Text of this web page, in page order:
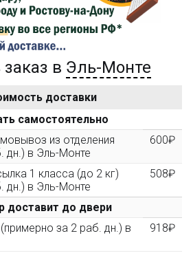
заказ
10%
постоянную скидку на все
10%
до 10%
сборки купленного
дополнительную скидку
набора (не дороже 10
в Эль-Монте
доставки
самостоятельно
из отделения
дн.) в Эль-Монте
600₽
1 класса (до 2 кг)
дн.) в Эль-Монте
508₽
доставит до двери
за 2 раб. дн.) в
918₽